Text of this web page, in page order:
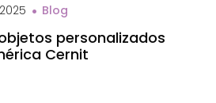
Blog
personalizados
Cernit